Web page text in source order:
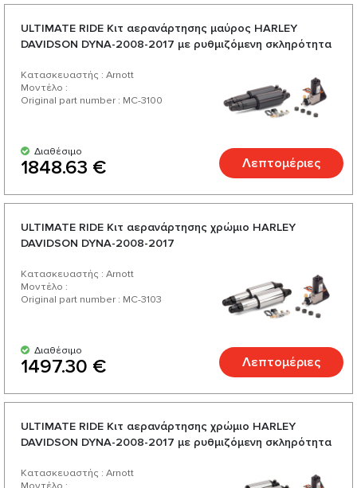
ULTIMATE RIDE Κιτ αερανάρτησης μαύρος HARLEY
DAVIDSON DYNA-2008-2017 με ρυθμιζόμενη σκληρότητα
Κατασκευαστής : Arnott
Μοντέλο :
Original part number : MC-3100
Διαθέσιμο
1848.63 € Λεπτομέριες
ULTIMATE RIDE Κιτ αερανάρτησης χρώμιο HARLEY
DAVIDSON DYNA-2008-2017
Κατασκευαστής : Arnott
Μοντέλο :
Original part number : MC-3103
Διαθέσιμο
1497.30 € Λεπτομέριες
ULTIMATE RIDE Κιτ αερανάρτησης χρώμιο HARLEY
DAVIDSON DYNA-2008-2017 με ρυθμιζόμενη σκληρότητα
Κατασκευαστής : Arnott